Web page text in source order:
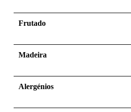
Frutado
Madeira
Alergénios